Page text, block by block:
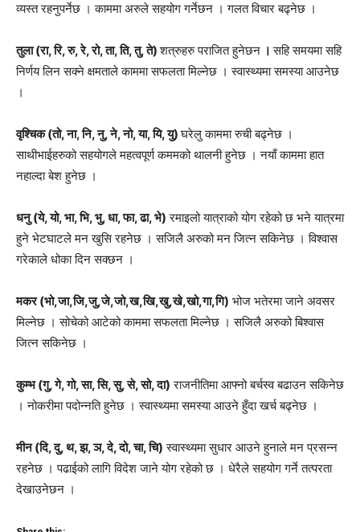
व्यस्त रहनुपर्नेछ । काममा अरुले सहयोग गर्नेछन । गलत विचार बढ्नेछ ।
तुला (रा, रि, रु, रे, रो, ता, ति, तु, ते)शत्रुहरु पराजित हुनेछन ।सहि समयमा सहि
निर्णय लिन सक्ने क्षमताले काममा सफलता मिल्नेछ । स्वास्थ्यमा समस्या आउनेछ
।
वृश्चिक (तो, ना, नि, नु, ने, नो, या, यि, यु)घरेलु काममा रुची बढ्नेछ ।
साथीभाईहरुको सहयोगले महत्वपूर्ण कममको थालनी हुनेछ । नयाँ काममा हात
नहाल्दा बेश हुनेछ ।
धनु (ये, यो, भा, भि, भु, धा, फा, ढा, भे) रमाइलो यात्राको योग रहेको छ भने यात्रमा
हुने भेटघाटले मन खुसि रहनेछ । सजिलै अरुको मन जित्न सकिनेछ । विश्वास
गरेकाले धोका दिन सक्छन ।
मकर (भो,जा,जि,जु,जे,जो,ख,खि,खु,खे,खो,गा,गि) भोज भतेरमा जाने अवसर
मिल्नेछ । सोचेको आटेको काममा सफलता मिल्नेछ । सजिलै अरुको बिश्वास
जित्न सकिनेछ ।
कुम्भ (गु, गे, गो, सा, सि, सु, से, सो, दा) राजनीतिमा आफ्नो बर्चस्व बढाउन सकिनेछ
। नोकरीमा पदोन्नति हुनेछ । स्वास्थ्यमा समस्या आउने हुँदा खर्च बढ्नेछ ।
मीन (दि, दु, थ, झ, ञ, दे, दो, चा, चि) स्वास्थ्यमा सुधार आउने हुनाले मन प्रसन्न
रहनेछ । पढाईको लागि विदेश जाने योग रहेको छ । धेरैले सहयोग गर्ने तत्परता
देखाउनेछन ।